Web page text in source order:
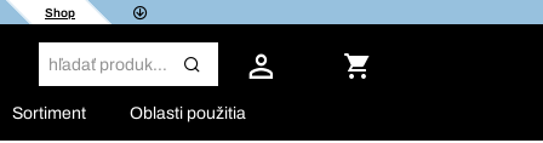
Shop
Sortiment Oblasti použitia